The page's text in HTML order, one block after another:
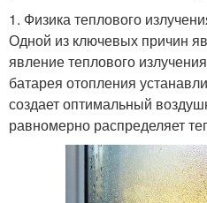
1. Физика теплового
Одной из ключевых причин
явление теплового
батарея отопления
создает оптимальный
равномерно распределяет